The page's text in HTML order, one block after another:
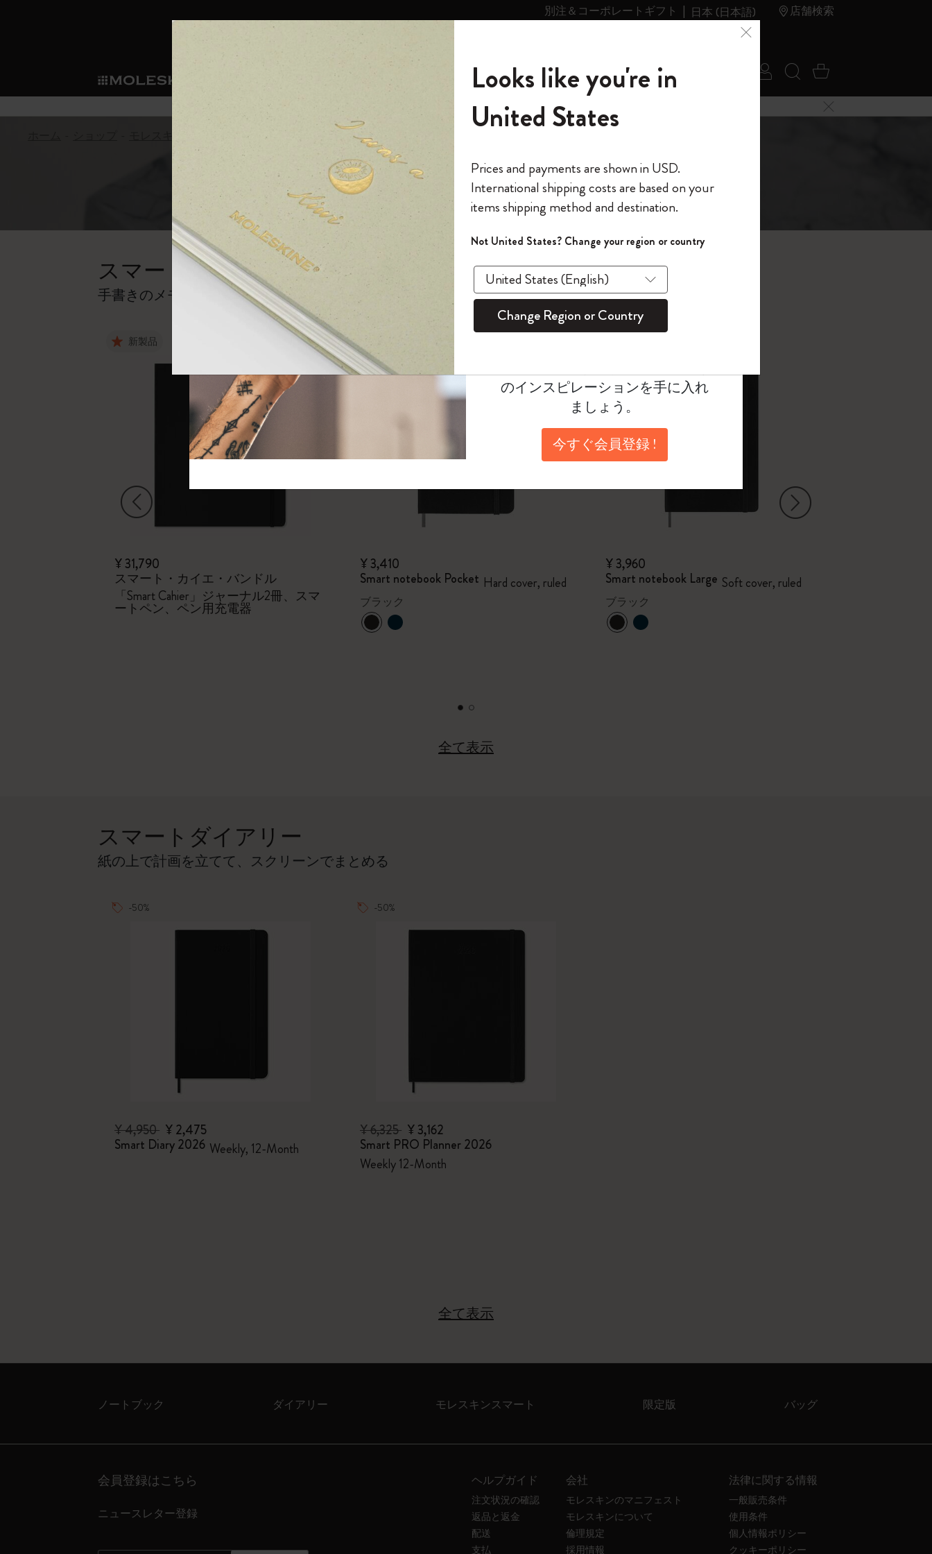
別注＆コーポレートギフト 日本 (日本語) 店舗検索
ショ
新商品
ノートブック
ノートブック
The Original Notebook
ミニノートブックチャーム
カイエ ＆ ジャーナル
セット
パッションジャーナル
スチューデントカイエジャーナル
サブカテゴリ
ダイアリー
パーソナル・ダイアリー
12カ月ダイアリー
15ヶ月プランナー
ウィークリープランナー
デイリープランナー
マンスリープランナー
ライフプランナー・コレクション
モレスキンスマート
サブカテゴリ
すべて見る
スマートライティング・システム
モレスキンスマートスマートとは
アプリ・サービス
ライティングツール
サブカテゴリ
モレスキンスマート
Blackwing x モレスキン
Kaweco x モレスキン
ペン & ペンシル
限定版ノートブック
サブカテゴリ
Reframe サングラス
ムーミン コレクション
キム・ジョンギコレクション
「Alice's Adventures in Wonderland」コレ
『ロード・オブ・ザ・リング』コレク
カラーパターン ノートブック
サクラコレクション
馬年コレクション
ン
Impressions of Impressionism コレクショ
ン
Mardi Mercredi × モレスキン
ハリー・ポッターの呪文コレクション
キム・ジョンギコレクション
Impressions of Impressionism コレクショ
ン
カサ・バトリョ 限定版コレクション
ゴッホ美術館
サブカテゴリ
すべて見る
バックパック
限定版バックパック
Shopper paper – made Collection
アートを愛する方への贈り物
プロフェッショナルへの贈り物
ミニマリストへの贈り物
マキシマリストへの贈り物
健康を愛する方への贈り物です
趣味を愛する方へのギフト
サブカテゴリ
カントリー・テーマ・ピンズ・コレク
ション
サブカテゴリ
プライドをいつも胸に
Mardi Mercredi × モレスキン
すべて見る
スマートライティング・シス
サブカテゴリ
スマートライティング・システム
スマートノートブック
スマートダイアリー
モレスキンスマートスマート
アプリ・サービス
サブカテゴリ
Notes
モレスキン Journal
モレスキン Planner
パーソナライズサ
ービス
サブカテゴリ
カスタムダイアリー
カスタムノートブック
和紙テープ
ミニノートブックチャーム
別注＆コーポレートギフト
リー
の世界
サブカテゴリ
モレスキンメンバーシップ
我々の歴史
モレスキンのマニフェスト
ペンと紙の力
持続可能な創造性
Detour
ール
ログイン
今すぐメンバー登録
ウェルカムオファー: 次回のご購入時に10% オフと送料無料
通常特典: パーソナライズの2冊ご購入で1冊無料
バースデー特典: 1回限りの割引（1ヶ月有効）
先行プレビュー: 新作コレクションへの先行アクセス
伝説的なお得情報: 会員限定の特別サプライズ
セールへの早期アクセス: お得な情報をいち早くチェック
モレスキン限定イベント: 優先アクセス
返品期間の延長: 1ヶ月間
モレスキンの世界へようこそ
*メールアドレス
*パスワード
このデバイスで情報を保存する
ログイン
検索 (キーワード
カート 0 アイ
6,500円以上のご購入で送料無料
メニューを閉じる
スマートライティング・システム
スマートライティング・システム
アナログとデジタルの融合
スマートノートブック
手書きのメモを瞬時にスクリーンに表示
左矢印
新製品
¥ 31,790
スマート・カイエ・バンドル
「Smart Cahier」ジャーナル2冊、スマ
ートペン、ペン用充電器
¥ 3,410
Smart notebook Pocket Hard cover, ruled
ブラック
¥ 3,960
Smart notebook Large Soft cover, ruled
ブラック
右矢印
全て表示
スマートダイアリー
紙の上で計画を立てて、スクリーンでまとめる
-50%
¥ 4,950 ¥ 2,475
Smart Diary 2026 Weekly, 12-Month
-50%
¥ 6,325 ¥ 3,162
Smart PRO Planner 2026
Weekly 12-Month
全て表示
ノートブック ダイアリー モレスキンスマート 限定版 バッグ
会員登録はこちら
ニュースレター登録
ヘルプガイド
注文状況の確認
返品と返金
配送
支払
会社
モレスキンのマニフェスト
モレスキンについて
倫理規定
採用情報
法律に関する情報
一般販売条件
使用条件
個人情報ポリシー
クッキーポリシー
モレスキンの世界へようこそ
今すぐ会員登録して、コード
「WELCOME10」を入力すると、初
回注文が10%オフ＋送料無料になり
ます。セール・アウトレット品は
適用外。
のインスピレーションを手に入れ
ましょう。
今すぐ会員登録 !
Looks like you're in
United States
Prices and payments are shown in USD.
International shipping costs are based on your
items shipping method and destination.
Not United States? Change your region or country
Change Region or Country